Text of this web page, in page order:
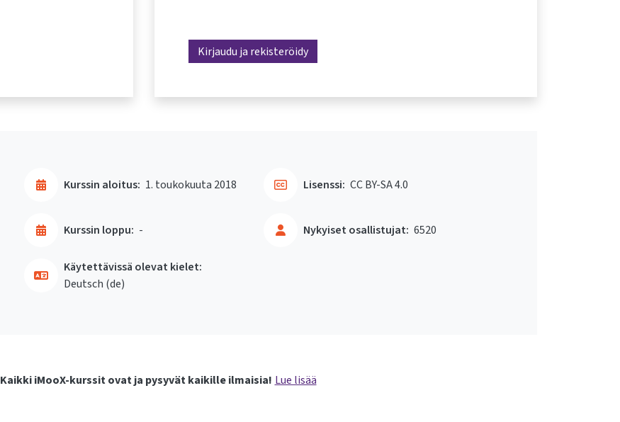
Kirjaudu ja rekisteröidy
Kurssin aloitus: 1. toukokuuta 2018
Kurssin loppu: - Nykyiset osallistujat: 6520
Lisenssi: CC BY-SA 4.0
Käytettävissä olevat kielet:
Deutsch ‎(de)‎
Kaikki iMooX-kurssit ovat ja pysyvät kaikille ilmaisia! Lue lisää